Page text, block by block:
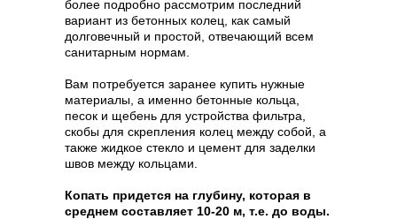
более подробно рассмотрим последний
вариант из бетонных колец, как самый
долговечный и простой, отвечающий всем
санитарным нормам.
Вам потребуется заранее купить нужные
материалы, а именно бетонные кольца,
песок и щебень для устройства фильтра,
скобы для скрепления колец между собой, а
также жидкое стекло и цемент для заделки
швов между кольцами.
Копать придется на глубину, которая в
среднем составляет 10-20 м, т.е. до воды.